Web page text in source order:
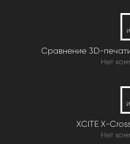
Сравнение 3D-
Нет
XCITE X-
Нет